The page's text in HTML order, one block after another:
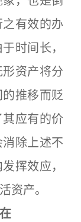
有效的办
时间长，
形资产将分
推移而贬
应有的价
除上述不
挥效应，
资产。